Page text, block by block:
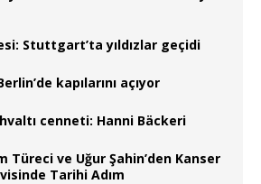
Stuttgart’ta yıldızlar geçidi
kapılarını açıyor
cenneti: Hanni Bäckeri
Türeci ve Uğur Şahin’den Kanser
Tarihi Adım